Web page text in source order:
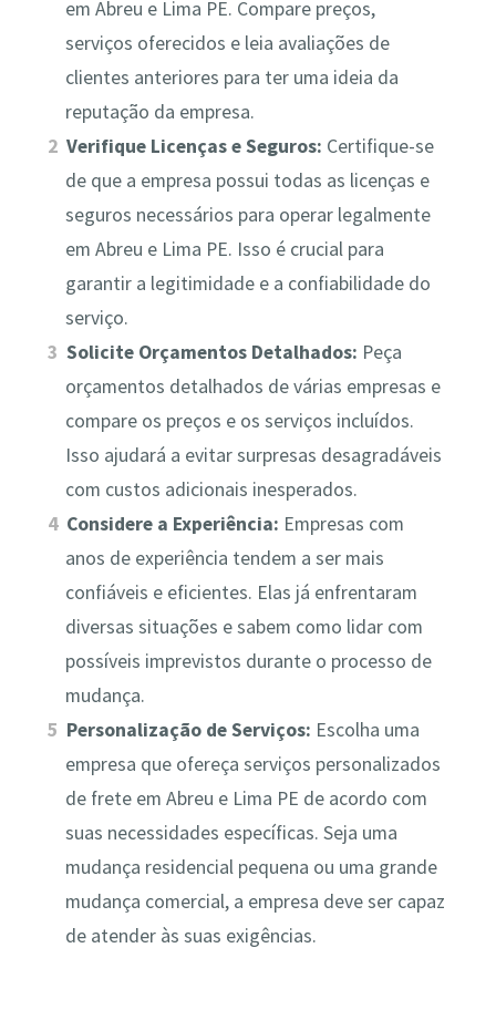
em Abreu e Lima PE. Compare preços,
serviços oferecidos e leia avaliações de
clientes anteriores para ter uma ideia da
reputação da empresa.
Verifique Licenças e Seguros: Certifique-se
de que a empresa possui todas as licenças e
seguros necessários para operar legalmente
em Abreu e Lima PE. Isso é crucial para
garantir a legitimidade e a confiabilidade do
serviço.
Solicite Orçamentos Detalhados: Peça
orçamentos detalhados de várias empresas e
compare os preços e os serviços incluídos.
Isso ajudará a evitar surpresas desagradáveis
com custos adicionais inesperados.
Considere a Experiência: Empresas com
anos de experiência tendem a ser mais
confiáveis e eficientes. Elas já enfrentaram
diversas situações e sabem como lidar com
possíveis imprevistos durante o processo de
mudança.
Personalização de Serviços: Escolha uma
empresa que ofereça serviços personalizados
de frete em Abreu e Lima PE de acordo com
suas necessidades específicas. Seja uma
mudança residencial pequena ou uma grande
mudança comercial, a empresa deve ser capaz
de atender às suas exigências.